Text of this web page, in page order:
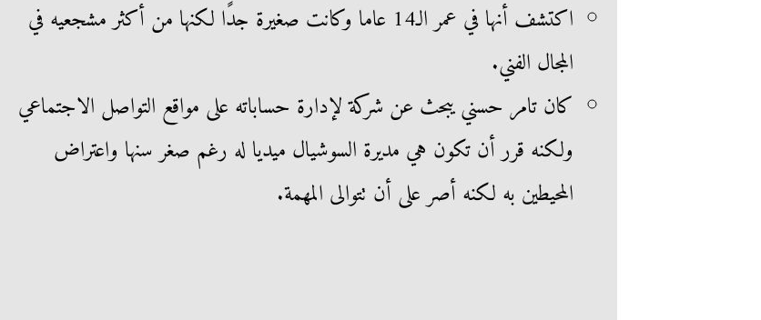
اكتشف أنها في عمر الـ14 عاما وكانت صغيرة جدًا لكنها من أكثر مشجعيه في
المجال الفني.
كان تامر حسني يبحث عن شركة لإدارة حساباته على مواقع التواصل الاجتماعي
ولكنه قرر أن تكون هي مديرة السوشيال ميديا له رغم صغر سنها واعتراض
المحيطين به لكنه أصر على أن تتوالى المهمة.